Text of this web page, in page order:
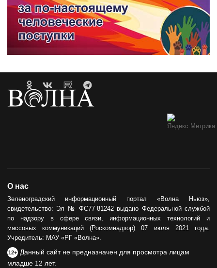
О нас
Зеленоградский информационный портал «Волна Ньюз»,
свидетельство: Эл № ФС77-81242 выдано Федеральной службой
по надзору в сфере связи, информационных технологий и
массовых коммуникаций (Роскомнадзор) 07 июля 2021 года.
Учредитель: МАУ «РГ «Волна».
12+ Данный сайт не предназначен для просмотра лицам
младше 12 лет.